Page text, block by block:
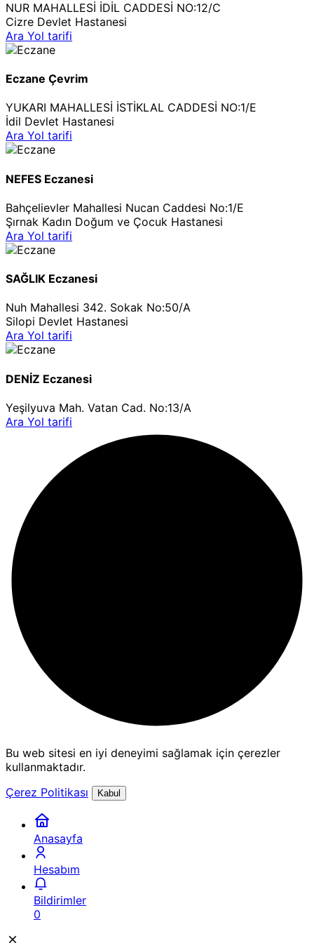
NUR MAHALLESİ İDİL CADDESİ NO:12/C
Cizre Devlet Hastanesi
Ara Yol tarifi
Eczane Çevrim
YUKARI MAHALLESİ İSTİKLAL CADDESİ NO:1/E
İdil Devlet Hastanesi
Ara Yol tarifi
NEFES Eczanesi
Bahçelievler Mahallesi Nucan Caddesi No:1/E
Şırnak Kadın Doğum ve Çocuk Hastanesi
Ara Yol tarifi
SAĞLIK Eczanesi
Nuh Mahallesi 342. Sokak No:50/A
Silopi Devlet Hastanesi
Ara Yol tarifi
DENİZ Eczanesi
Yeşilyuva Mah. Vatan Cad. No:13/A
Ara Yol tarifi
Bu web sitesi en iyi deneyimi sağlamak için çerezler
kullanmaktadır.
Çerez Politikası
Kabul
Anasayfa
Hesabım
Bildirimler
0